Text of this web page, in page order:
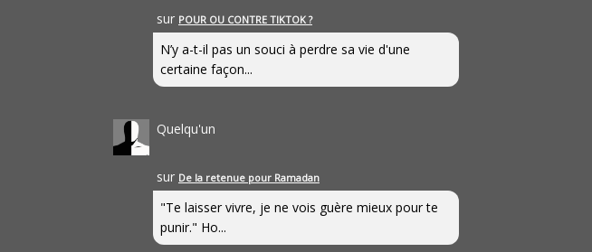
sur POUR OU CONTRE TIKTOK ?
N’y a-t-il pas un souci à perdre sa vie d'une
certaine façon...
Quelqu'un
sur De la retenue pour Ramadan
"Te laisser vivre, je ne vois guère mieux pour te
punir." Ho...